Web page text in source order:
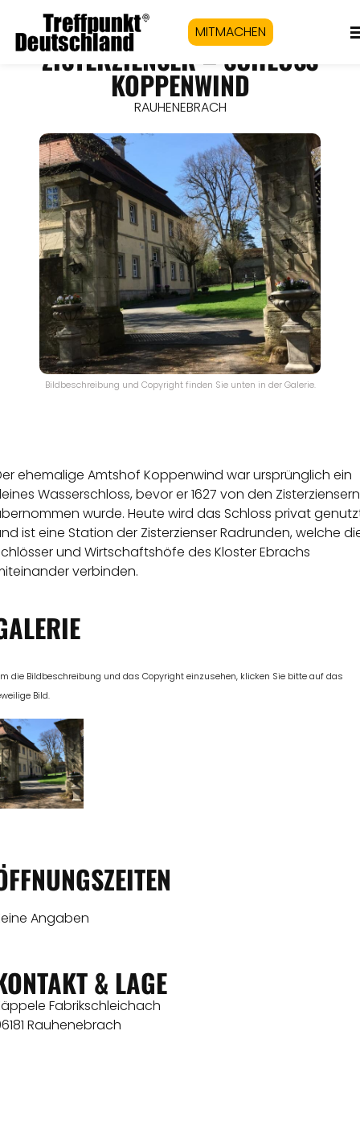
MITMACHEN
ZISTERZIENSER – SCHLOSS
KOPPENWIND
RAUHENEBRACH
Bildbeschreibung und Copyright finden Sie unten in der Galerie.
ehemalige Amtshof Koppenwind war ursprünglich ein
Wasserschloss, bevor er 1627 von den Zisterziensern
wurde. Heute wird das Schloss privat
ist eine Station der Zisterzienser Radrunden, welche
und Wirtschaftshöfe des Kloster Ebrachs
verbinden.
die Bildbeschreibung und das Copyright einzusehen, klicken Sie bitte auf das
Bild.
Angaben
& LAGE
Fabrikschleichach
Rauhenebrach